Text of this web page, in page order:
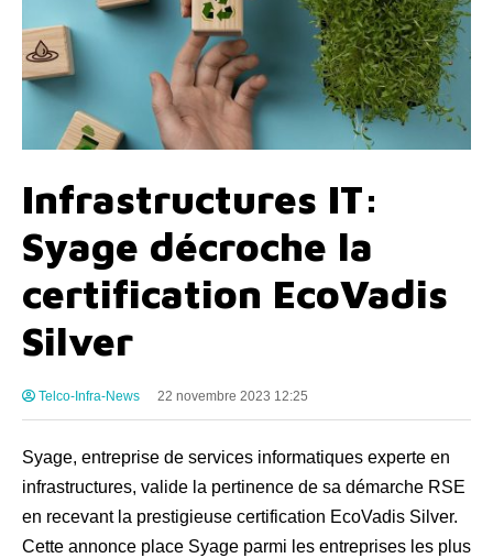
Infrastructures IT:
Syage décroche la
certification EcoVadis
Silver
Telco-Infra-News 22 novembre 2023 12:25
Syage, entreprise de services informatiques experte en
infrastructures, valide la pertinence de sa démarche RSE
en recevant la prestigieuse certification EcoVadis Silver.
Cette annonce place Syage parmi les entreprises les plus